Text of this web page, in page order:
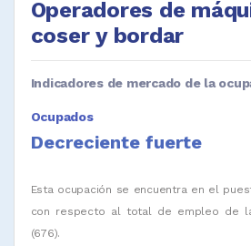
Operadores de
coser y bordar
Indicadores de mercado de la
Ocupados
Decreciente fuerte
Esta ocupación se encuentra en el
con respecto al total de empleo de
(676).